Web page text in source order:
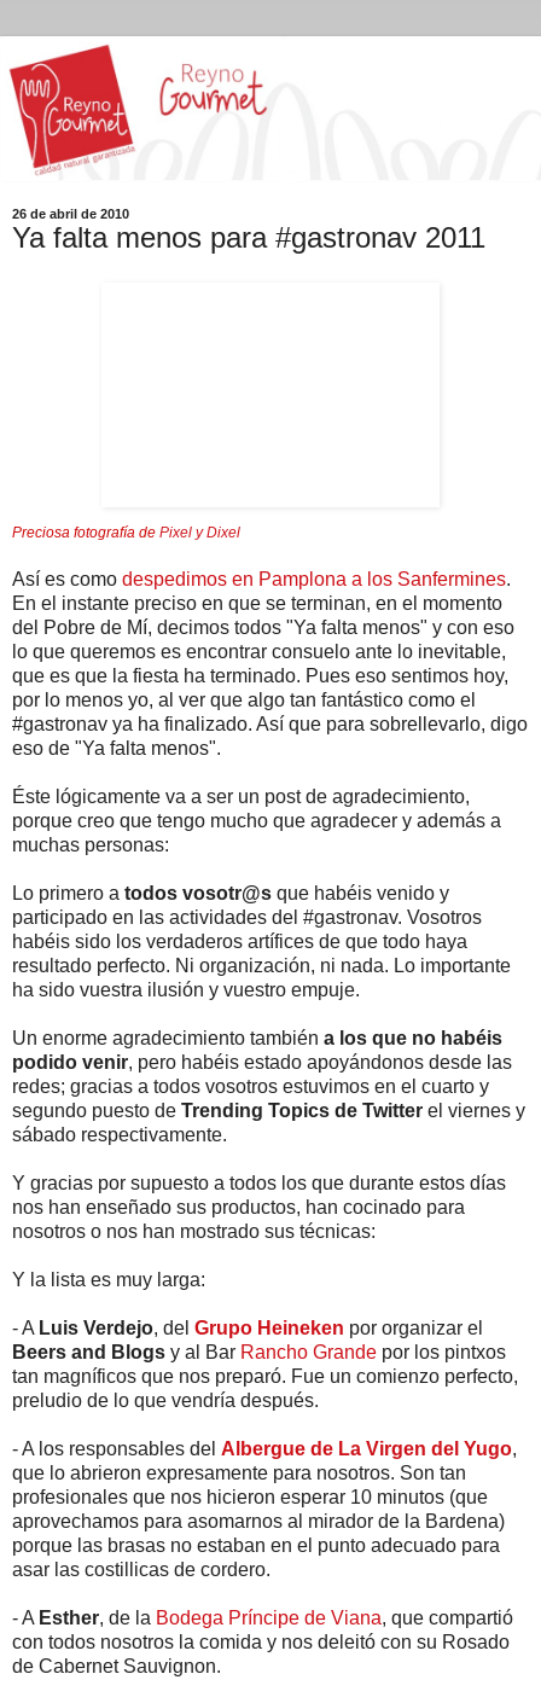
26 de abril de 2010
Ya falta menos para #gastronav 2011
Preciosa fotografía de Pixel y Dixel
Así es como despedimos en Pamplona a los Sanfermines.
En el instante preciso en que se terminan, en el momento
del Pobre de Mí, decimos todos "Ya falta menos" y con eso
lo que queremos es encontrar consuelo ante lo inevitable,
que es que la fiesta ha terminado. Pues eso sentimos hoy,
por lo menos yo, al ver que algo tan fantástico como el
#gastronav ya ha finalizado. Así que para sobrellevarlo, digo
eso de "Ya falta menos".
Éste lógicamente va a ser un post de agradecimiento,
porque creo que tengo mucho que agradecer y además a
muchas personas:
Lo primero a todos vosotr@s que habéis venido y
participado en las actividades del #gastronav. Vosotros
habéis sido los verdaderos artífices de que todo haya
resultado perfecto. Ni organización, ni nada. Lo importante
ha sido vuestra ilusión y vuestro empuje.
Un enorme agradecimiento también a los que no habéis
podido venir, pero habéis estado apoyándonos desde las
redes; gracias a todos vosotros estuvimos en el cuarto y
segundo puesto de Trending Topics de Twitter el viernes y
sábado respectivamente.
Y gracias por supuesto a todos los que durante estos días
nos han enseñado sus productos, han cocinado para
nosotros o nos han mostrado sus técnicas:
Y la lista es muy larga:
- A Luis Verdejo, del Grupo Heineken por organizar el
Beers and Blogs y al Bar Rancho Grande por los pintxos
tan magníficos que nos preparó. Fue un comienzo perfecto,
preludio de lo que vendría después.
- A los responsables del Albergue de La Virgen del Yugo,
que lo abrieron expresamente para nosotros. Son tan
profesionales que nos hicieron esperar 10 minutos (que
aprovechamos para asomarnos al mirador de la Bardena)
porque las brasas no estaban en el punto adecuado para
asar las costillicas de cordero.
- A Esther, de la Bodega Príncipe de Viana, que compartió
con todos nosotros la comida y nos deleitó con su Rosado
de Cabernet Sauvignon.